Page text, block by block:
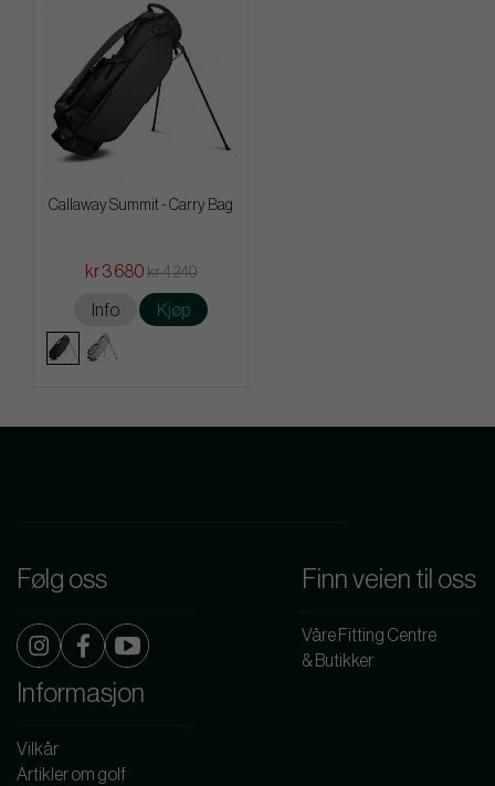
Callaway Summit - Carry Bag
kr 3 680 kr 4 240
Info Kjøp
Følg oss Finn veien til oss
Våre Fitting Centre
& Butikker
Informasjon
Vilkår
Artikler om golf